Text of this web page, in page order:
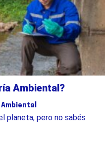
Ambiental?
planeta, pero no sabés